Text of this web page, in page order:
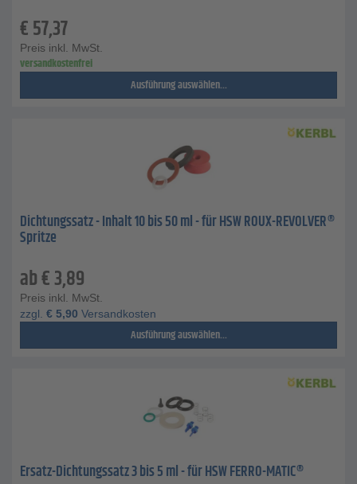
€57,37
Preis inkl. MwSt.
versandkostenfrei
Ausführung auswählen...
Dichtungssatz - Inhalt 10 bis 50 ml - für HSW ROUX-REVOLVER®
Spritze
ab€3,89
Preis inkl. MwSt.
zzgl. € 5,90 Versandkosten
Ausführung auswählen...
Ersatz-Dichtungssatz 3 bis 5 ml - für HSW FERRO-MATIC®